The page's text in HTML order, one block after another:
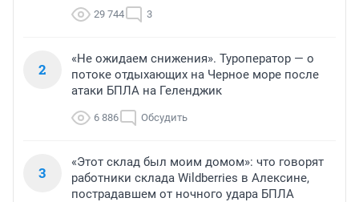
29 744 3
2
«Не ожидаем снижения». Туроператор — о
потоке отдыхающих на Черное море после
атаки БПЛА на Геленджик
6 886 Обсудить
3
«Этот склад был моим домом»: что говорят
работники склада Wildberries в Алексине,
пострадавшем от ночного удара БПЛА